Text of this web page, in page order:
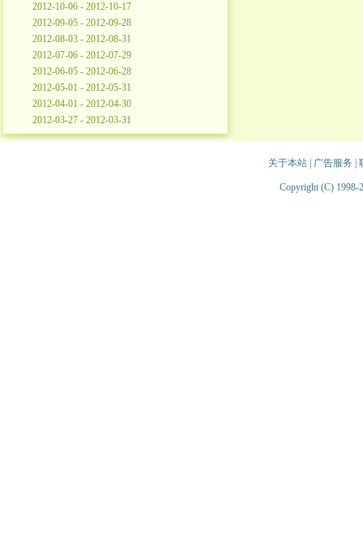
2012-10-06 - 2012-10-17
2012-09-05 - 2012-09-28
2012-08-03 - 2012-08-31
2012-07-06 - 2012-07-29
2012-06-05 - 2012-06-28
2012-05-01 - 2012-05-31
2012-04-01 - 2012-04-30
2012-03-27 - 2012-03-31
关于本站| 广告服务
Copyright (C) 1998-